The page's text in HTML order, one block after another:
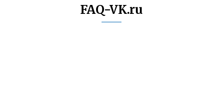
FAQ-VK.ru